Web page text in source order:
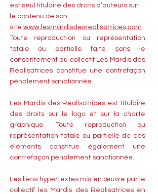
est seul titulaire des droits d’auteurs sur
le contenu de son
site www.lesmardisdesrealisatrices.com
Toute reproduction ou représentation
totale ou partielle faite sans le
consentement du collectif Les Mardis des
Réalisatrices constitue une contrefaçon
pénalement sanctionnée.
Les Mardis des Réalisatrices est titulaire
des droits sur le logo et sur la charte
graphique. Toute reproduction ou
représentation totale ou partielle de ces
éléments constitue également une
contrefaçon pénalement sanctionnée.
Les liens hypertextes mis en œuvre par le
collectif les Mardis des Réalisatrices en